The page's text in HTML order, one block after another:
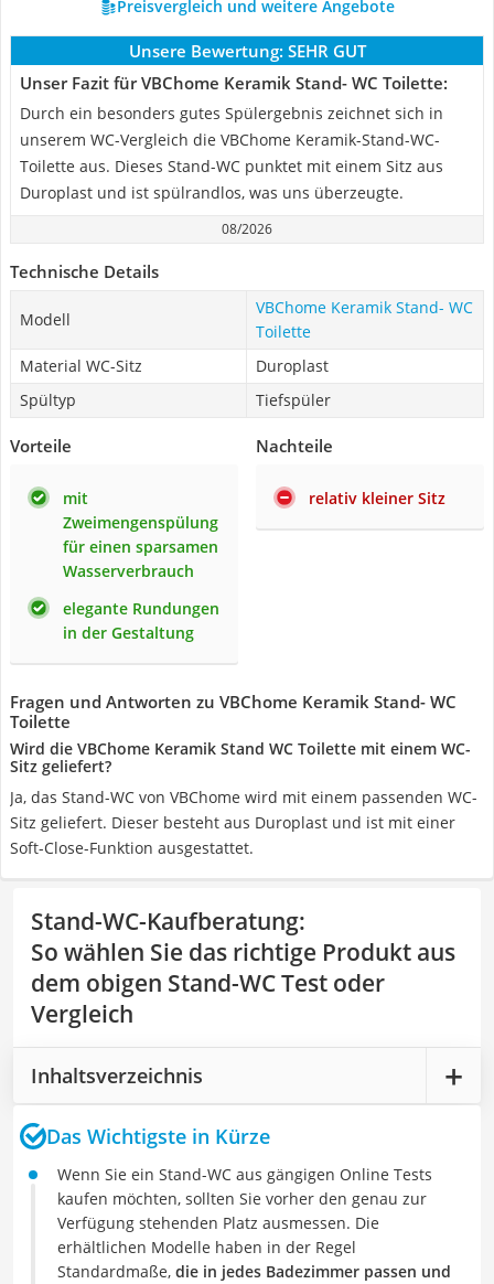
Preisvergleich und weitere Angebote
Unsere Bewertung: SEHR GUT
Unser Fazit für VBChome Keramik Stand- WC Toilette:
Durch ein besonders gutes Spülergebnis zeichnet sich in
unserem WC-Vergleich die VBChome Keramik-Stand-WC-
Toilette aus. Dieses Stand-WC punktet mit einem Sitz aus
Duroplast und ist spülrandlos, was uns überzeugte.
08/2026
Technische Details
Modell
VBChome Keramik Stand- WC
Toilette
Material WC-Sitz
Duroplast
Spültyp
Tiefspüler
Vorteile
mit
Zweimengenspülung
für einen sparsamen
Wasserverbrauch
elegante Rundungen
in der Gestaltung
Nachteile
relativ kleiner Sitz
Fragen und Antworten zu VBChome Keramik Stand- WC
Toilette
Wird die VBChome Keramik Stand WC Toilette mit einem WC-
Sitz geliefert?
Ja, das Stand-WC von VBChome wird mit einem passenden WC-
Sitz geliefert. Dieser besteht aus Duroplast und ist mit einer
Soft-Close-Funktion ausgestattet.
Stand-WC-Kaufberatung:
So wählen Sie das richtige Produkt aus
dem obigen Stand-WC Test oder
Vergleich
Inhaltsverzeichnis
Das Wichtigste in Kürze
Wenn Sie ein Stand-WC aus gängigen Online Tests
kaufen möchten, sollten Sie vorher den genau zur
Verfügung stehenden Platz ausmessen. Die
erhältlichen Modelle haben in der Regel
Standardmaße, die in jedes Badezimmer passen und